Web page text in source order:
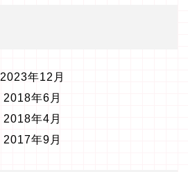
2023年12月
2018年6月
2018年4月
2017年9月